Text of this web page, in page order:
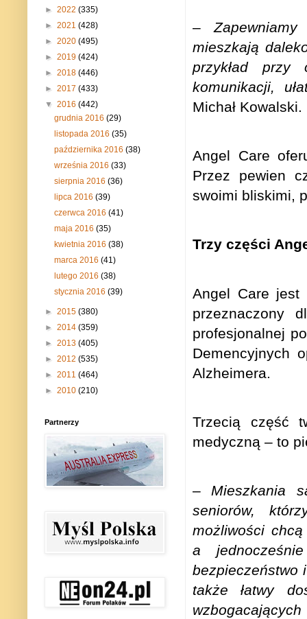
–
mieszkają
przykład przy
komunikacji,
Michał Kowalski.
Angel Care
Przez pewien
swoimi bliskimi,
Trzy części
Angel Care jest
przeznaczony
profesjonalnej
Demencyjnych
Alzheimera.
Trzecią część
medyczną – to
– Mieszkania
seniorów,
możliwości
a
bezpieczeństwo
także łatwy
► 2022 (335)
► 2021 (428)
► 2020 (495)
► 2019 (424)
► 2018 (446)
► 2017 (433)
▼ 2016 (442)
grudnia 2016(29)
listopada 2016(35)
października 2016(38)
września 2016(33)
sierpnia 2016(36)
lipca 2016(39)
czerwca 2016(41)
maja 2016(35)
kwietnia 2016(38)
marca 2016(41)
lutego 2016(38)
stycznia 2016(39)
► 2015 (380)
► 2014 (359)
► 2013 (405)
► 2012 (535)
► 2011 (464)
► 2010 (210)
Partnerzy